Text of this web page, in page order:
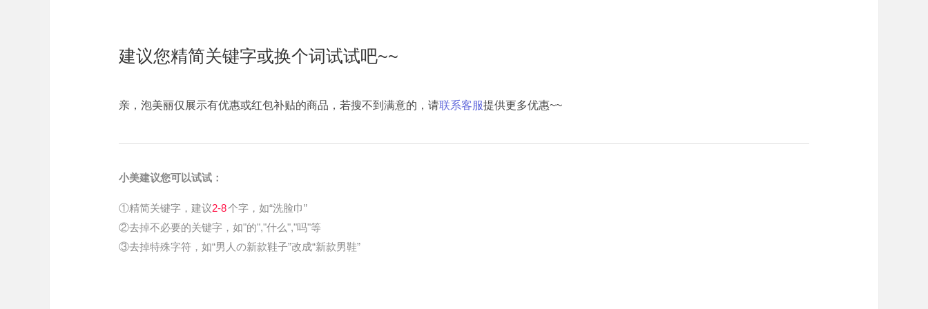
建议您精简关键字或换个词试试吧~~
亲，泡美丽仅展示有优惠或红包补贴的商品，若搜不到满意的，请联系客服提供更多优惠~~
小美建议您可以试试：
①精简关键字，建议2-8个字，如“洗脸巾”
②去掉不必要的关键字，如"的","什么","吗"等
③去掉特殊字符，如“男人の新款鞋子”改成“新款男鞋”